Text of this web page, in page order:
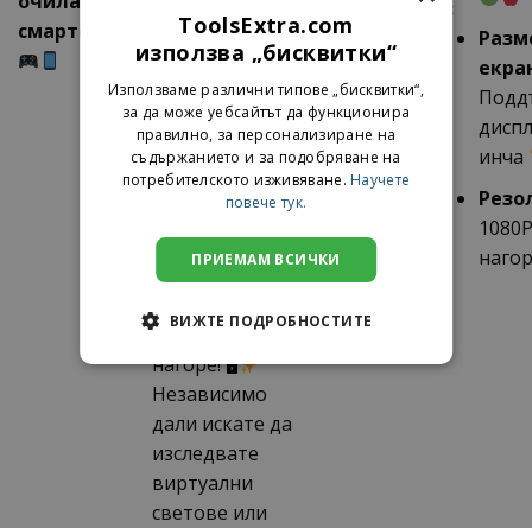
смартфони
Съвместими с
устройства с
екрани от 3,5″
до 6″, те ви
предлагат
кристално
качество на
картината с
1080P и
нагоре! 🖥
Независимо
дали искате да
изследвате
виртуални
светове или
Спецификации:
инча
ToolsExtra.com
използва „бисквитки“
Използваме различни типове „бисквитки“,
за да може уебсайтът да функционира
правилно, за персонализиране на
съдържанието и за подобряване на
потребителското изживяване. Научете
повече тук.
ПРИЕМАМ ВСИЧКИ
ВИЖТЕ ПОДРОБНОСТИТЕ